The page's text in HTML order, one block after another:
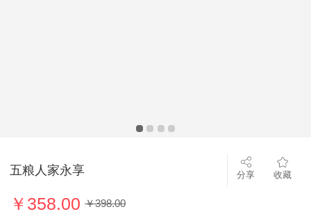
五粮人家永享 分享 收藏
￥358.00 ￥398.00